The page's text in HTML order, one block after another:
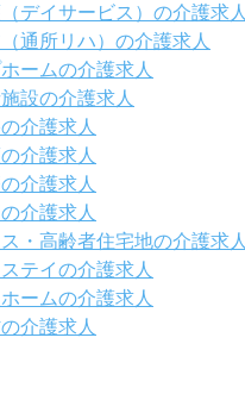
デイサービス）の介護求人
通所リハ）の介護求人
ームの介護求人
設の介護求人
介護求人
介護求人
介護求人
介護求人
・高齢者住宅地の介護求人
テイの介護求人
ームの介護求人
介護求人